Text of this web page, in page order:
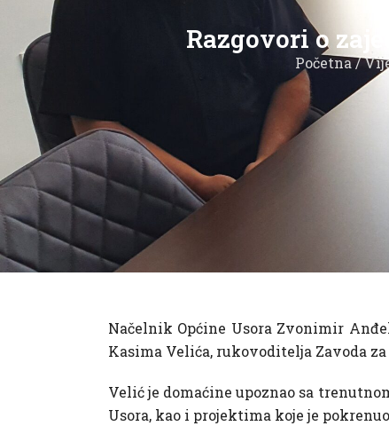
Razgovori o
Početna/
Načelnik Općine Usora Zvonimir
Kasima Velića, rukovoditelja Zavoda
Velić je domaćine upoznao sa
Usora, kao i projektima koje je